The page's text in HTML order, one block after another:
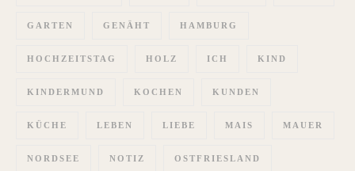
GARTEN GENÄHT HAMBURG
HOCHZEITSTAG HOLZ ICH KIND
KINDERMUND KOCHEN KUNDEN
KÜCHE LEBEN LIEBE MAIS MAUER
NORDSEE NOTIZ OSTFRIESLAND